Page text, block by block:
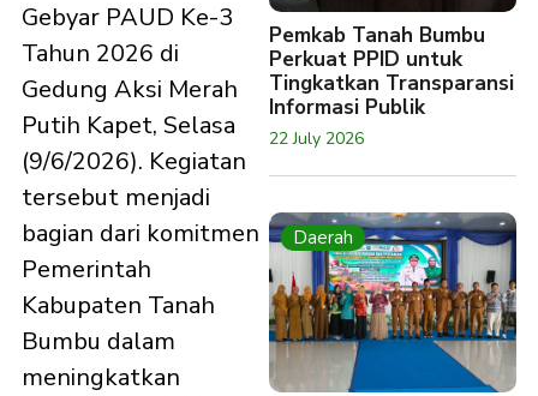
Gebyar PAUD Ke-3
Tahun 2026 di
Gedung Aksi Merah
Putih Kapet, Selasa
(9/6/2026). Kegiatan
tersebut menjadi
bagian dari komitmen
Pemerintah
Kabupaten Tanah
Bumbu dalam
meningkatkan
Pemkab Tanah Bumbu
Perkuat PPID untuk
Tingkatkan Transparansi
Informasi Publik
22 July 2026
Daerah